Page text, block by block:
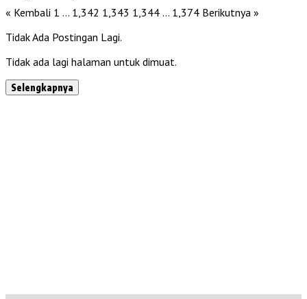
« Kembali 1 … 1,342 1,343 1,344 … 1,374 Berikutnya »
Tidak Ada Postingan Lagi.
Tidak ada lagi halaman untuk dimuat.
Selengkapnya